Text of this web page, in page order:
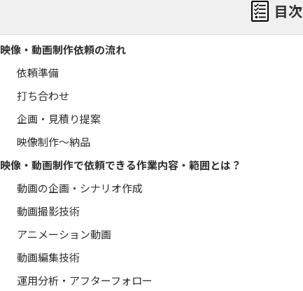
目次
映像・動画制作依頼の流れ
依頼準備
打ち合わせ
企画・見積り提案
映像制作～納品
映像・動画制作で依頼できる作業内容・範囲とは？
動画の企画・シナリオ作成
動画撮影技術
アニメーション動画
動画編集技術
運用分析・アフターフォロー